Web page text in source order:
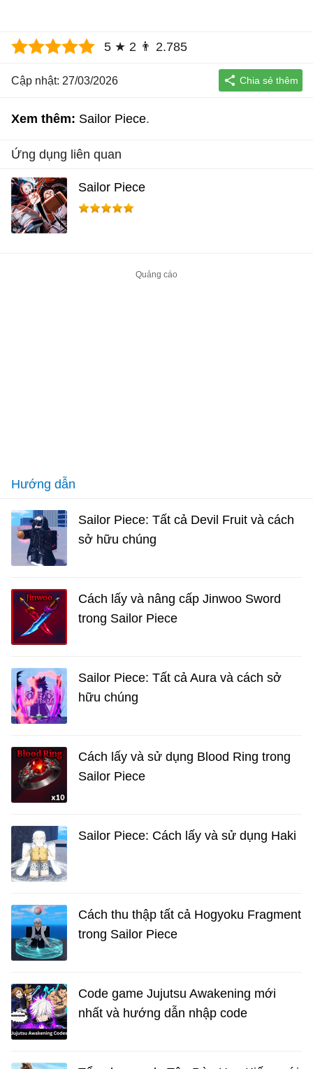
5 ★ 2 👨 2.785
Cập nhật: 27/03/2026
Xem thêm: Sailor Piece
Ứng dụng liên quan
Sailor Piece
Hướng dẫn
Sailor Piece: Tất cả Devil Fruit và cách
sở hữu chúng
Cách lấy và nâng cấp Jinwoo Sword
trong Sailor Piece
Sailor Piece: Tất cả Aura và cách sở
hữu chúng
Cách lấy và sử dụng Blood Ring trong
Sailor Piece
Sailor Piece: Cách lấy và sử dụng Haki
Cách thu thập tất cả Hogyoku Fragment
trong Sailor Piece
Code game Jujutsu Awakening mới
nhất và hướng dẫn nhập code